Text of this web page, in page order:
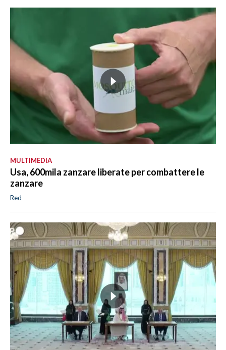
MULTIMEDIA
Usa, 600mila zanzare liberate per combattere le
zanzare
Red